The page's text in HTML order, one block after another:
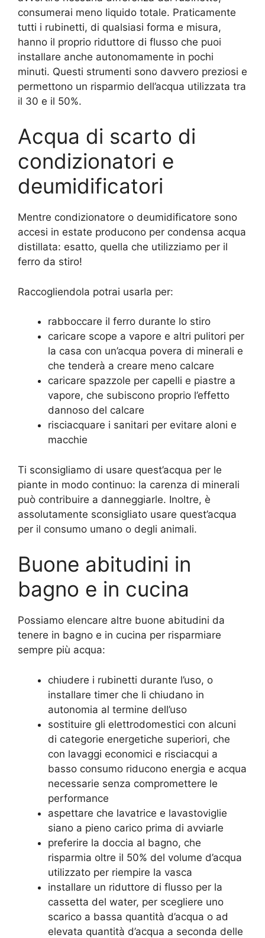
consumerai meno liquido totale. Praticamente
tutti i rubinetti, di qualsiasi forma e misura,
hanno il proprio riduttore di flusso che puoi
installare anche autonomamente in pochi
minuti. Questi strumenti sono davvero preziosi e
permettono un risparmio dell’acqua utilizzata tra
il 30 e il 50%.
Acqua di scarto di
condizionatori e
deumidificatori
Mentre condizionatore o deumidificatore sono
accesi in estate producono per condensa acqua
distillata: esatto, quella che utilizziamo per il
ferro da stiro!
Raccogliendola potrai usarla per:
rabboccare il ferro durante lo stiro
caricare scope a vapore e altri pulitori per
la casa con un’acqua povera di minerali e
che tenderà a creare meno calcare
caricare spazzole per capelli e piastre a
vapore, che subiscono proprio l’effetto
dannoso del calcare
risciacquare i sanitari per evitare aloni e
macchie
Ti sconsigliamo di usare quest’acqua per le
piante in modo continuo: la carenza di minerali
può contribuire a danneggiarle. Inoltre, è
assolutamente sconsigliato usare quest’acqua
per il consumo umano o degli animali.
Buone abitudini in
bagno e in cucina
Possiamo elencare altre buone abitudini da
tenere in bagno e in cucina per risparmiare
sempre più acqua:
chiudere i rubinetti durante l’uso, o
installare timer che li chiudano in
autonomia al termine dell’uso
sostituire gli elettrodomestici con alcuni
di categorie energetiche superiori, che
con lavaggi economici e risciacqui a
basso consumo riducono energia e acqua
necessarie senza compromettere le
performance
aspettare che lavatrice e lavastoviglie
siano a pieno carico prima di avviarle
preferire la doccia al bagno, che
risparmia oltre il 50% del volume d’acqua
utilizzato per riempire la vasca
installare un riduttore di flusso per la
cassetta del water, per scegliere uno
scarico a bassa quantità d’acqua o ad
elevata quantità d’acqua a seconda delle